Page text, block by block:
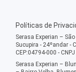
Políticas de
Serasa Experian –
Sucupira - 24ºandar -
CEP:04794-000 -
Serasa Experian –